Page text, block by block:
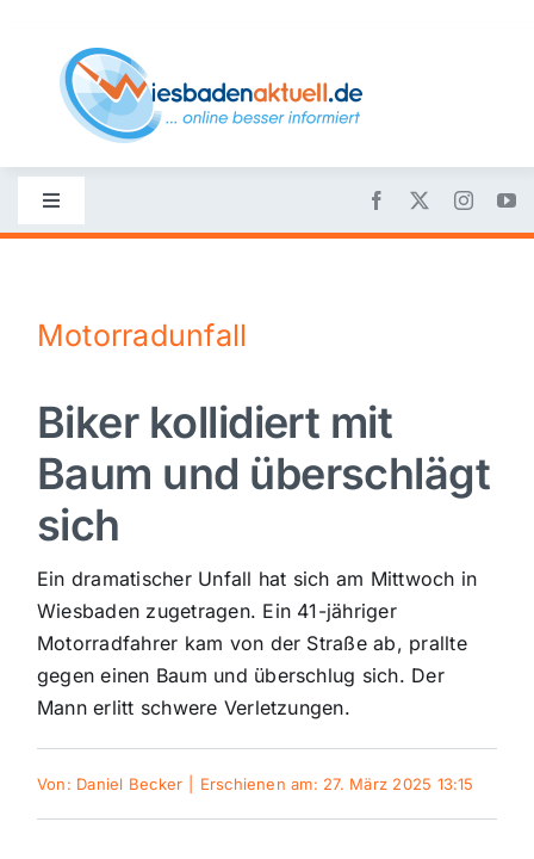
content
Toggle
Navigation
Nachrichten
Politik
Wirtschaft
Sport
Kultur
Mein Stadtteil
Motorradunfall
Biker kollidiert mit
Baum und überschlägt
sich
Ein dramatischer Unfall hat sich am Mittwoch in
Wiesbaden zugetragen. Ein 41-jähriger
Motorradfahrer kam von der Straße ab, prallte
gegen einen Baum und überschlug sich. Der
Mann erlitt schwere Verletzungen.
Von: Daniel Becker Erschienen am: 27. März 2025 13:15